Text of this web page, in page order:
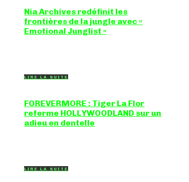
Nia Archives redéfinit les
frontières de la jungle avec «
Emotional Junglist »
LIRE LA SUITE
FOREVERMORE : Tiger La Flor
referme HOLLYWOODLAND sur un
adieu en dentelle
LIRE LA SUITE